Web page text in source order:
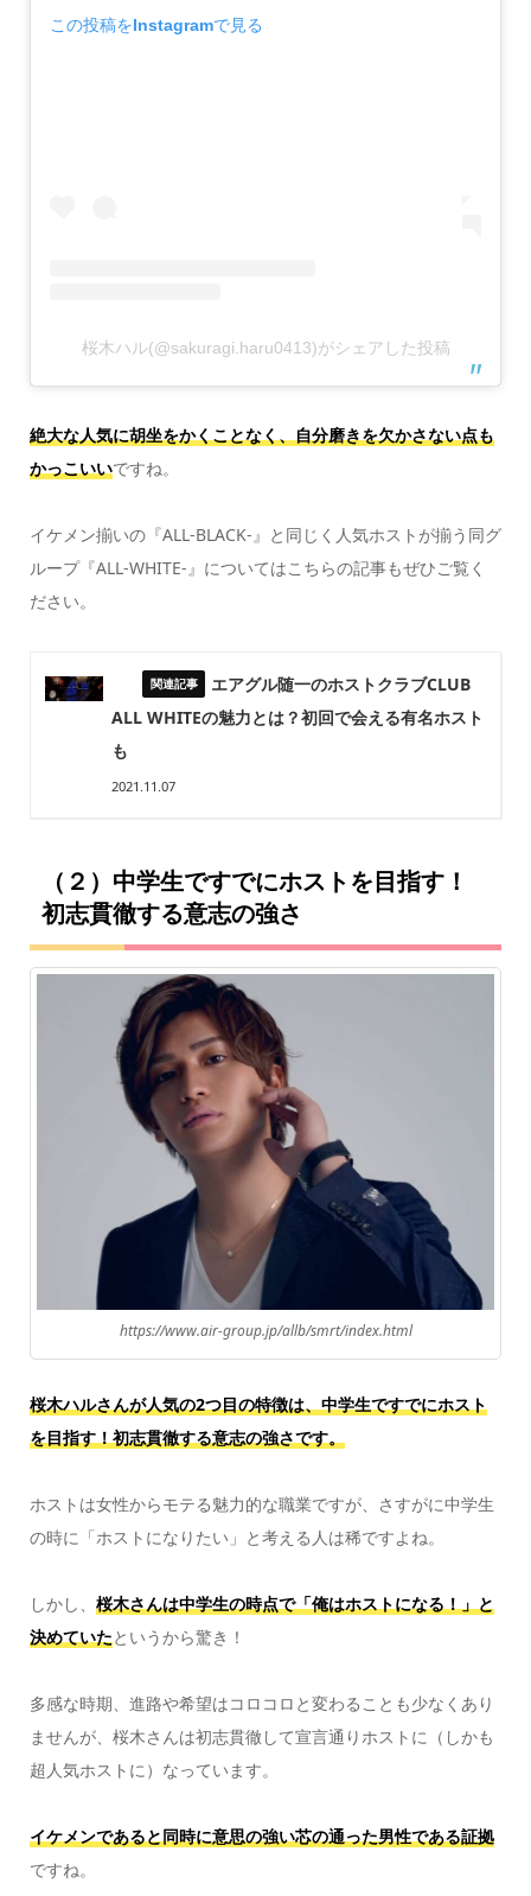
この投稿をInstagramで見る
桜木ハル(@sakuragi.haru0413)がシェアした投稿
絶大な人気に胡坐をかくことなく、自分磨きを欠かさない点も
かっこいいですね。
イケメン揃いの『ALL-BLACK-』と同じく人気ホストが揃う同グ
ループ『ALL-WHITE-』についてはこちらの記事もぜひご覧く
ださい。
エアグル随一のホストクラブCLUB
ALL WHITEの魅力とは？初回で会える有名ホスト
も
2021.11.07
（２）中学生ですでにホストを目指す！
初志貫徹する意志の強さ
https://www.air-group.jp/allb/smrt/index.html
桜木ハルさんが人気の2つ目の特徴は、中学生ですでにホスト
を目指す！初志貫徹する意志の強さです。
ホストは女性からモテる魅力的な職業ですが、さすがに中学生
の時に「ホストになりたい」と考える人は稀ですよね。
しかし、 桜木さんは中学生の時点で「俺はホストになる！」と
決めていたというから驚き！
多感な時期、進路や希望はコロコロと変わることも少なくあり
ませんが、桜木さんは初志貫徹して宣言通りホストに（しかも
超人気ホストに）なっています。
イケメンであると同時に意思の強い芯の通った男性である証拠
ですね。